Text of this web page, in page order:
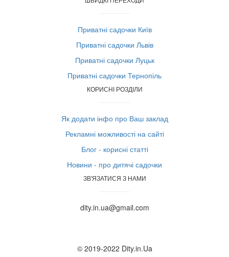
Приватні садочки Київ
Приватні садочки Львів
Приватні садочки Луцьк
Приватні садочки Тернопіль
КОРИСНІ РОЗДІЛИ
Як додати інфо про Ваш заклад
Рекламні можливості на сайті
Блог - корисні статті
Новини - про дитячі садочки
ЗВ'ЯЗАТИСЯ З НАМИ
dity.in.ua@gmail.com
© 2019-2022 Dity.in.Ua